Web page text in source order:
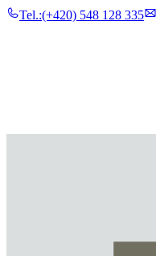
Tel.:(+420) 548 128 335